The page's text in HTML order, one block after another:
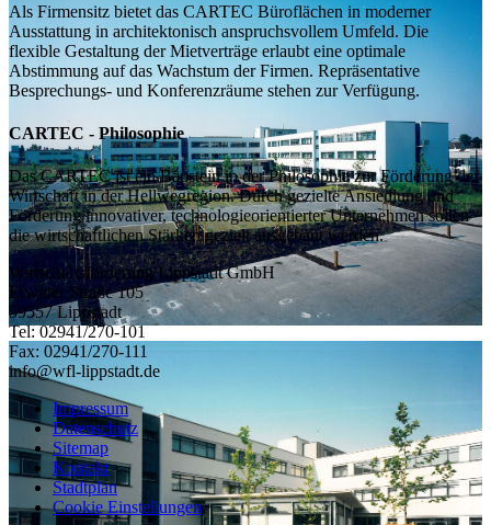
Als Firmensitz bietet das CARTEC Büroflächen in moderner
Ausstattung in architektonisch anspruchsvollem Umfeld. Die
flexible Gestaltung der Mietverträge erlaubt eine optimale
Abstimmung auf das Wachstum der Firmen. Repräsentative
Besprechungs- und Konferenzräume stehen zur Verfügung.
CARTEC - Philosophie
Das CARTEC ist ein Baustein in der Philosophie zur Förderung der
Wirtschaft in der Hellwegregion. Durch gezielte Ansiedlung und
Förderung innovativer, technologieorientierter Unternehmen sollen
die wirtschaftlichen Stärken gezielt ausgebaut werden.
Wirtschaftsförderung Lippstadt GmbH
Erwitter Straße 105
59557 Lippstadt
Tel: 02941/270-101
Fax: 02941/270-111
info@wfl-lippstadt.de
Impressum
Datenschutz
Sitemap
Kontakt
Stadtplan
Cookie Einstellungen